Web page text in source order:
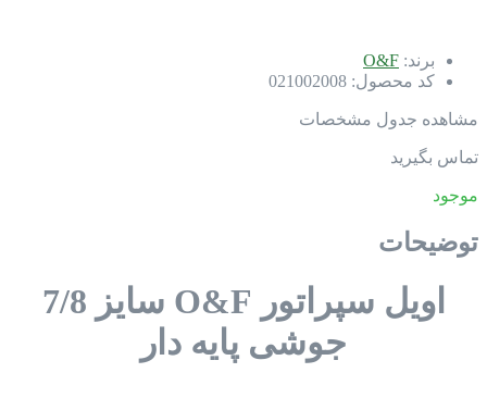
برند: O&F
کد محصول: 021002008
مشاهده جدول مشخصات
تماس بگیرید
موجود
توضیحات
اویل سپراتور O&F سایز 7/8
جوشی پایه دار